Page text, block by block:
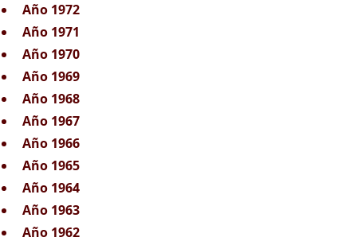
Año 1972
Año 1971
Año 1970
Año 1969
Año 1968
Año 1967
Año 1966
Año 1965
Año 1964
Año 1963
Año 1962